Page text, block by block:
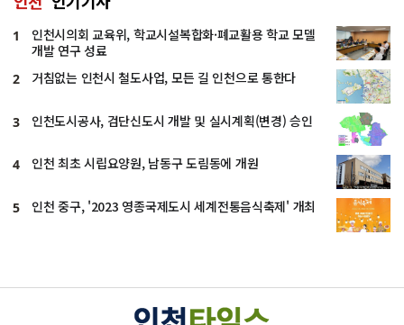
1
인천시의회 교육위, 학교시설복합화·폐교활용 학교 모델
개발 연구 성료
2 거침없는 인천시 철도사업, 모든 길 인천으로 통한다
3 인천도시공사, 검단신도시 개발 및 실시계획(변경) 승인
4 인천 최초 시립요양원, 남동구 도림동에 개원
5 인천 중구, '2023 영종국제도시 세계전통음식축제' 개최